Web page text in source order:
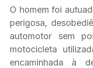
O homem foi
perigosa,
automotor sem
motocicleta
encaminhada à